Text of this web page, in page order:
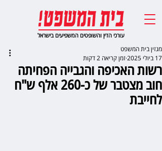
עורכי הדין והשופטים המשפיעים בישראל
רשות האכיפה והגבייה הפחיתה
חוב מצטבר של כ-260 אלף ש"ח
לחייבת
מגזין בית המשפט
17 ביולי 2025
זמן קריאה 2 דקות